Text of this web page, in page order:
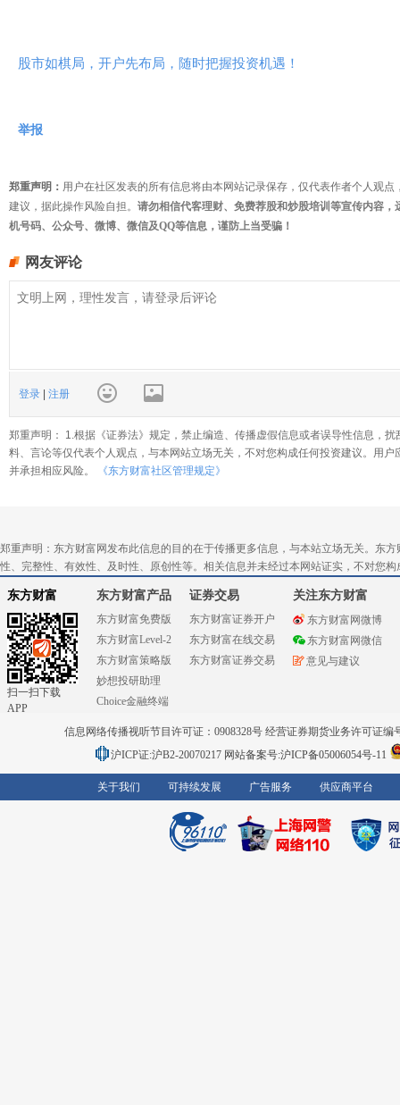
股市如棋局，开户先布局，随时把握投资机遇！
举报
郑重声明： 用户在社区发表的所有信息将由本网站记录保存，仅代表作者个人观
建议，据此操作风险自担。 请勿相信代客理财、免费荐股和炒股培训等宣传内容
机号码、公众号、微博、微信及QQ等信息，谨防上当受骗！
网友评论
登录 | 注册
郑重声明： 1.根据《证券法》规定，禁止编造、传播虚假信息或者误导性信息，
料、言论等仅代表个人观点，与本网站立场无关，不对您构成任何投资建议。用
并承担相应风险。
《东方财富社区管理规定》
郑重声明：东方财富网发布此信息的目的在于传播更多信息，与本站立场无关。东
性、完整性、有效性、及时性、原创性等。相关信息并未经过本网站证实，不对您
东方财富
扫一扫下载
APP
东方财富产品
东方财富免费版
东方财富Level-2
东方财富策略版
妙想投研助理
Choice金融终端
证券交易
东方财富证券开户
东方财富在线交易
东方财富证券交易
关注东方财富
东方财富网微博
东方财富网微信
意见与建议
信息网络传播视听节目许可证：0908328号 经营证券期货业务许可证编
沪ICP证:沪B2-20070217 网站备案号:沪ICP备05006054号-11
关于我们 可持续发展 广告服务 供应商平台